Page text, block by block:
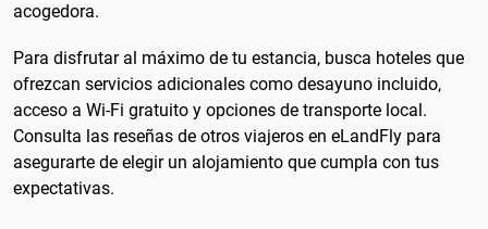
acogedora.
Para disfrutar al máximo de tu estancia, busca hoteles que
ofrezcan servicios adicionales como desayuno incluido,
acceso a Wi-Fi gratuito y opciones de transporte local.
Consulta las reseñas de otros viajeros en eLandFly para
asegurarte de elegir un alojamiento que cumpla con tus
expectativas.